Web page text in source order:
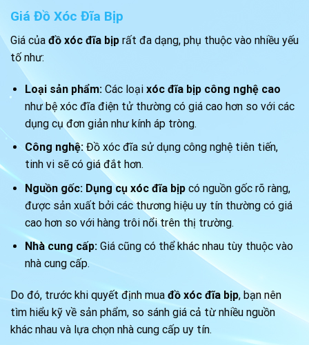
Giá Đồ Xóc Đĩa Bịp
Giá của đồ xóc đĩa bịp rất đa dạng, phụ thuộc vào nhiều yếu
tố như:
Loại sản phẩm:Các loại xóc đĩa bịp công nghệ cao
như bệ xóc đĩa điện tử thường có giá cao hơn so với các
dụng cụ đơn giản như kính áp tròng.
Công nghệ:Đồ xóc đĩa sử dụng công nghệ tiên tiến,
tinh vi sẽ có giá đắt hơn.
Nguồn gốc: Dụng cụ xóc đĩa bịpcó nguồn gốc rõ ràng,
được sản xuất bởi các thương hiệu uy tín thường có giá
cao hơn so với hàng trôi nổi trên thị trường.
Nhà cung cấp:Giá cũng có thể khác nhau tùy thuộc vào
nhà cung cấp.
Do đó, trước khi quyết định mua đồ xóc đĩa bịp, bạn nên
tìm hiểu kỹ về sản phẩm, so sánh giá cả từ nhiều nguồn
khác nhau và lựa chọn nhà cung cấp uy tín.